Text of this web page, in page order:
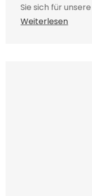
Sie sich für
Weiterlesen